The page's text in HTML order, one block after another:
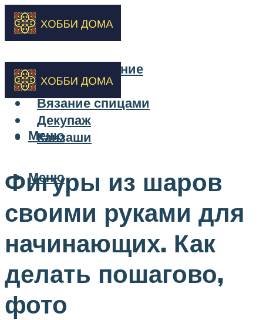
Бисероплетение
Вышивка
Вязание спицами
Декупаж
Канзаши
Меню
Меню
Фигуры из шаров
своими руками для
начинающих. Как
делать пошагово,
фото